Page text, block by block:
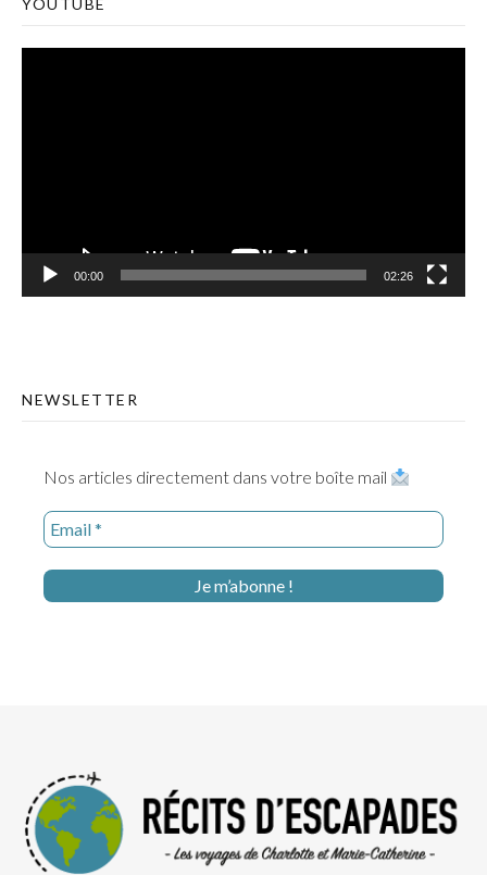
00:00 02:26
NEWSLETTER
Nos articles directement dans votre boîte mail